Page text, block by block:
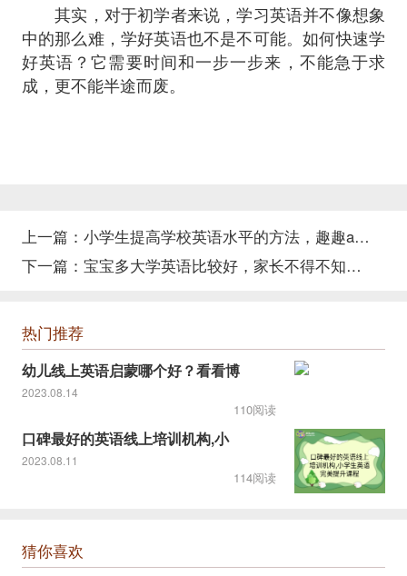
其实，对于初学者来说，学习英语并不像想象
中的那么难，学好英语也不是不可能。如何快速学
好英语？它需要时间和一步一步来，不能急于求
成，更不能半途而废。
上一篇：
小学生提高学校英语水平的方法，趣趣abc真人外教一对二教学
下一篇：
宝宝多大学英语比较好，家长不得不知道的真实情况！
热门推荐
幼儿线上英语启蒙哪个好？看看博
2023.08.14
110阅读
口碑最好的英语线上培训机构,小
2023.08.11
114阅读
猜你喜欢